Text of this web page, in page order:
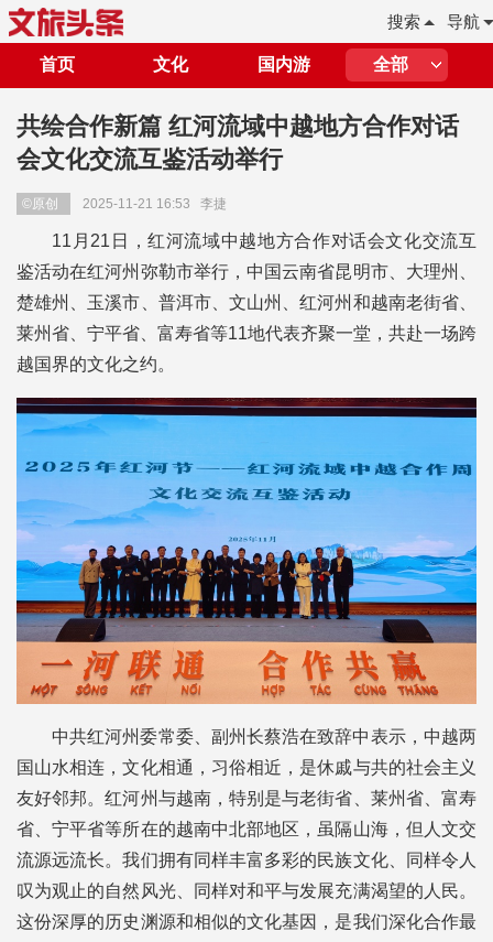
导航
搜索
首页 文化 国内游 全部
共绘合作新篇 红河流域中越地方合作对话
会文化交流互鉴活动举行
©原创 2025-11-21 16:53 李捷
11月21日，红河流域中越地方合作对话会文化交流互
鉴活动在红河州弥勒市举行，中国云南省昆明市、大理州、
楚雄州、玉溪市、普洱市、文山州、红河州和越南老街省、
莱州省、宁平省、富寿省等11地代表齐聚一堂，共赴一场跨
越国界的文化之约。
中共红河州委常委、副州长蔡浩在致辞中表示，中越两
国山水相连，文化相通，习俗相近，是休戚与共的社会主义
友好邻邦。红河州与越南，特别是与老街省、莱州省、富寿
省、宁平省等所在的越南中北部地区，虽隔山海，但人文交
流源远流长。我们拥有同样丰富多彩的民族文化、同样令人
叹为观止的自然风光、同样对和平与发展充满渴望的人民。
这份深厚的历史渊源和相似的文化基因，是我们深化合作最